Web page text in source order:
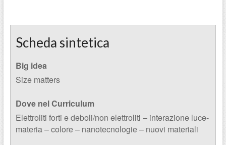
Scheda sintetica
Big idea
Size matters
Dove nel Curriculum
Elettroliti forti e deboli/non elettroliti – interazione luce-
materia – colore – nanotecnologie – nuovi materiali